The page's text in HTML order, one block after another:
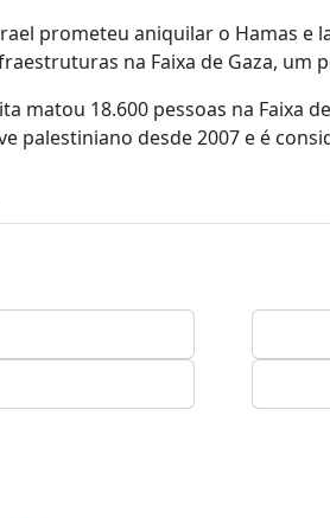
prometeu aniquilar o Hamas
na Faixa de Gaza,
matou 18.600 pessoas na Faixa
palestiniano desde 2007 e é